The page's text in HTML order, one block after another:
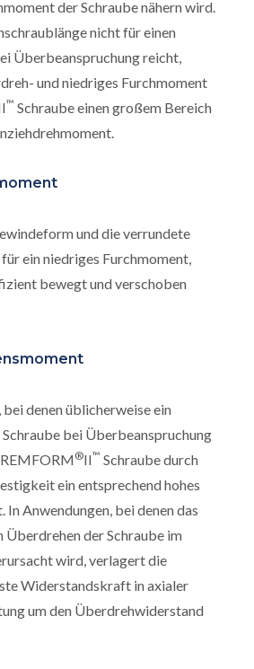
der Schraube nähern wird.
nicht für einen
Überbeanspruchung reicht,
und niedriges Furchmoment
™ Schraube einen großem Bereich
und die verrundete
ein niedriges Furchmoment,
bewegt und verschoben
bei denen üblicherweise ein
bei Überbeanspruchung
®II™ Schraube durch
ein entsprechend hohes
In Anwendungen, bei denen das
Überdrehen der Schraube im
wird, verlagert die
Widerstandskraft in axialer
um den Überdrehwiderstand